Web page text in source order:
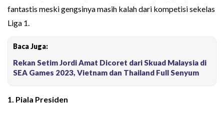
fantastis meski gengsinya masih kalah dari kompetisi sekelas
Liga 1.
Baca Juga:
Rekan Setim Jordi Amat Dicoret dari Skuad Malaysia di
SEA Games 2023, Vietnam dan Thailand Full Senyum
1. Piala Presiden